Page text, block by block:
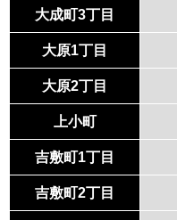
大成町3丁目
大原1丁目
大原2丁目
上小町
吉敷町1丁目
吉敷町2丁目